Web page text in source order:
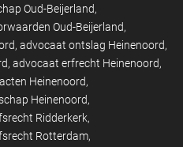
Oud-Beijerland
Oud-Beijerland
advocaat ontslag Heinenoord
advocaat erfrecht Heinenoord
Heinenoord
Heinenoord
Ridderkerk
Rotterdam